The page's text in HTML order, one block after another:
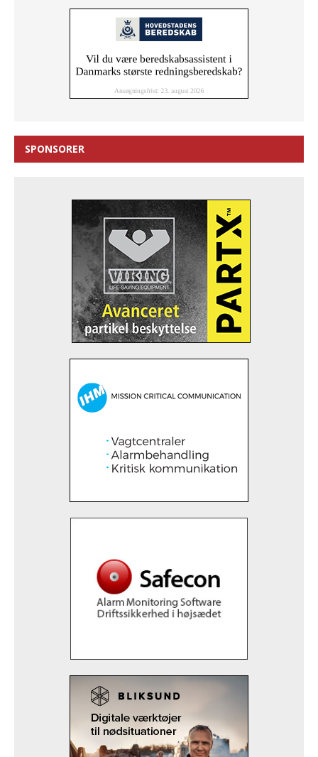
SPONSORER